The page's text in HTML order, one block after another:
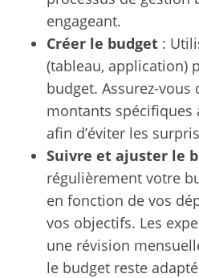
engageant.
Créer le budget:
(tableau, application)
budget. Assurez-vous
montants spécifiques
afin d’éviter les
Suivre et ajuster le
régulièrement votre
en fonction de vos
vos objectifs. Les
une révision
le budget reste